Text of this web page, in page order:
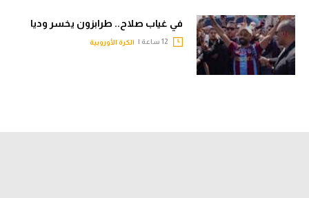
في غياب صلاح.. طرابزون يخسر وديا
الكرة الأوروبية